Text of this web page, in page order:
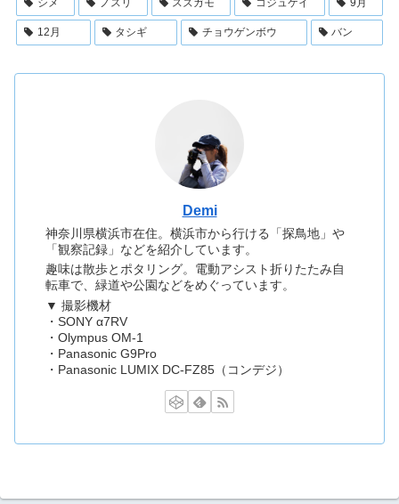
シメ ノスリ スズガモ コジュケイ 9月
12月 タシギ チョウゲンボウ バン
Demi
神奈川県横浜市在住。横浜市から行ける「探鳥地」や
「観察記録」などを紹介しています。
趣味は散歩とポタリング。電動アシスト折りたたみ自
転車で、緑道や公園などをめぐっています。
▼ 撮影機材
・SONY α7RV
・Olympus OM-1
・Panasonic G9Pro
・Panasonic LUMIX DC-FZ85（コンデジ）